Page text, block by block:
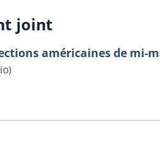
joint
américaines de mi-
)